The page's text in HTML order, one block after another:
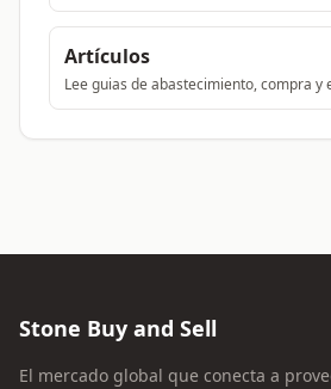
Artículos
Lee guias de abastecimiento, compra y
Stone Buy and Sell
El mercado global que conecta a